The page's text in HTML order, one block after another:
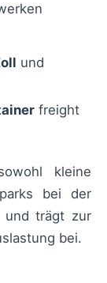
und
freight
kleine
bei der
und trägt zur
bei.